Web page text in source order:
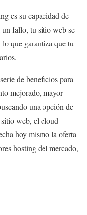
es su capacidad de
un fallo, tu sitio web se
que garantiza que tu
de beneficios para
mejorado, mayor
una opción de
web, el cloud
hoy mismo la oferta
hosting del mercado,